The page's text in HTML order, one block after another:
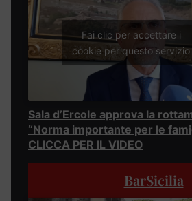
Fai clic per accettare i
cookie per questo servizio
Sala d’Ercole approva la
“Norma importante per le
CLICCA PER IL VIDEO
BarSicilia